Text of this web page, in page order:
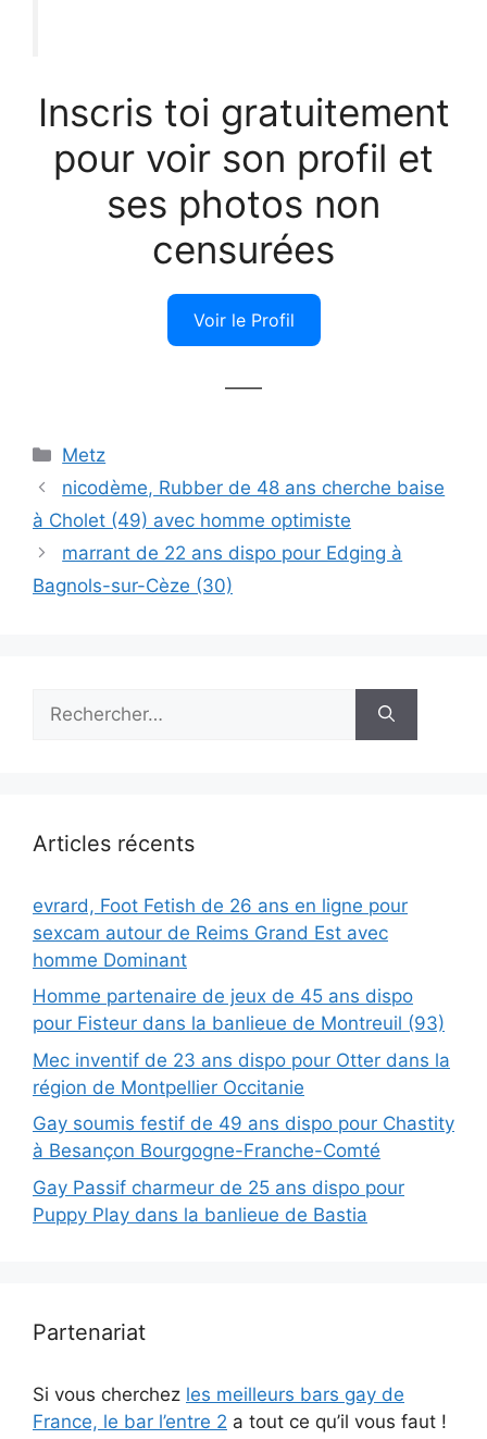
Inscris toi gratuitement
pour voir son profil et
ses photos non
censurées
Voir le Profil
——
Catégories
Metz
nicodème, Rubber de 48 ans cherche baise
à Cholet (49) avec homme optimiste
marrant de 22 ans dispo pour Edging à
Bagnols-sur-Cèze (30)
Articles récents
evrard, Foot Fetish de 26 ans en ligne pour
sexcam autour de Reims Grand Est avec
homme Dominant
Homme partenaire de jeux de 45 ans dispo
pour Fisteur dans la banlieue de Montreuil (93)
Mec inventif de 23 ans dispo pour Otter dans la
région de Montpellier Occitanie
Gay soumis festif de 49 ans dispo pour Chastity
à Besançon Bourgogne-Franche-Comté
Gay Passif charmeur de 25 ans dispo pour
Puppy Play dans la banlieue de Bastia
Partenariat
Si vous cherchez les meilleurs bars gay de
France, le bar l’entre 2 a tout ce qu’il vous faut !